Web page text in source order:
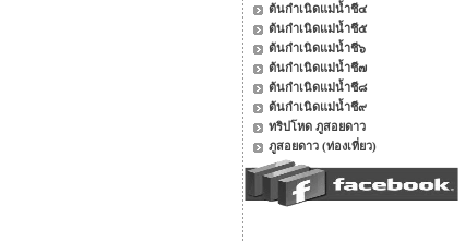
ต้นกำเนิดแม่น้ำชี๔
ต้นกำเนิดแม่น้ำชี๕
ต้นกำเนิดแม่น้ำชี๖
ต้นกำเนิดแม่น้ำชี๗
ต้นกำเนิดแม่น้ำชี๘
ต้นกำเนิดแม่น้ำชี๙
ทริปโหด ภูสอยดาว
ภูสอยดาว (ท่องเที่ยว)